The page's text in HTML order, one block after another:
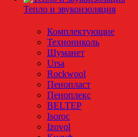
Тепло и звукоизоляция
Комплектующие
Технониколь
Шуманет
Ursa
Rockwool
Пенопласт
Пеноплекс
BELTEP
Isoroc
Izovol